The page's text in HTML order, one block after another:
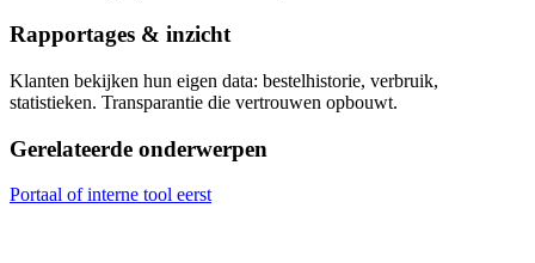
Rapportages & inzicht
Klanten bekijken hun eigen data: bestelhistorie, verbruik,
statistieken. Transparantie die vertrouwen opbouwt.
Gerelateerde onderwerpen
Portaal of interne tool eerst